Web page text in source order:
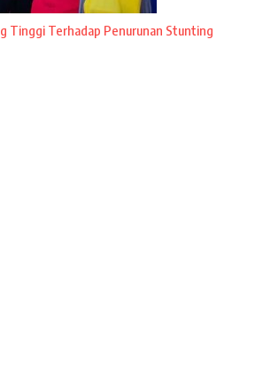
Tinggi Terhadap Penurunan Stunting